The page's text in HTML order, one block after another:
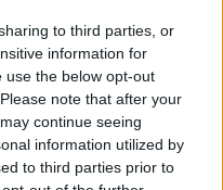
to third parties, or
information for
use the below opt-out
note that after your
continue seeing
information utilized by
to third parties prior to
στο Instagram.